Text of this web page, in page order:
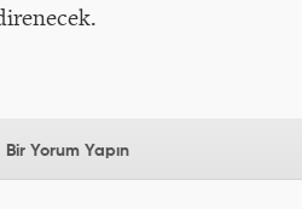
Bir Yorum Yapın